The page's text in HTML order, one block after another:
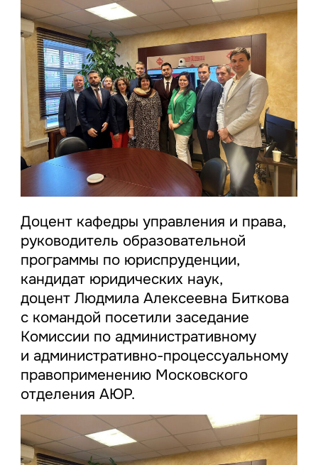
Доцент кафедры управления и права,
руководитель образовательной
программы по юриспруденции,
кандидат юридических наук,
доцент Людмила Алексеевна Биткова
с командой посетили заседание
Комиссии по административному
и административно-процессуальному
правоприменению Московского
отделения АЮР.